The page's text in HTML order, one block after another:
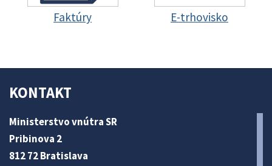
Faktúry E-trhovisko
KONTAKT
Ministerstvo vnútra SR
Pribinova 2
812 72 Bratislava